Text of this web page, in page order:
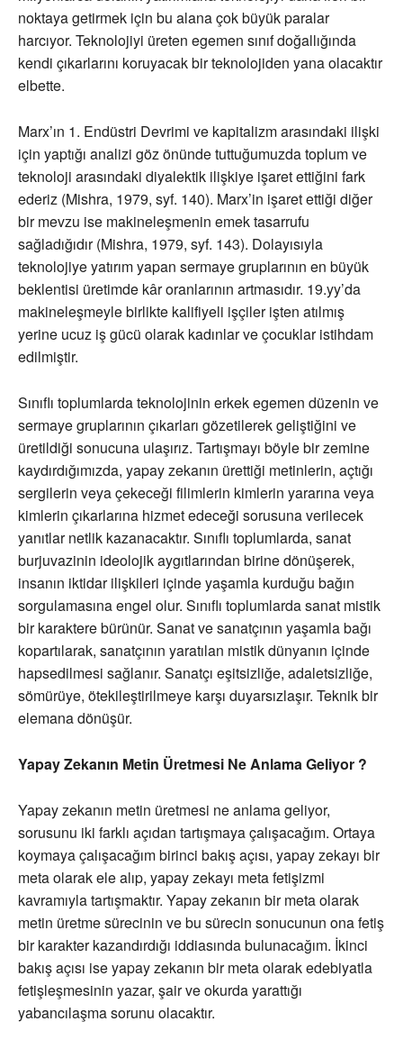
noktaya getirmek için bu alana çok büyük paralar
harcıyor. Teknolojiyi üreten egemen sınıf doğallığında
kendi çıkarlarını koruyacak bir teknolojiden yana olacaktır
elbette.
Marx’ın 1. Endüstri Devrimi ve kapitalizm arasındaki ilişki
için yaptığı analizi göz önünde tuttuğumuzda toplum ve
teknoloji arasındaki diyalektik ilişkiye işaret ettiğini fark
ederiz (Mishra, 1979, syf. 140). Marx’in işaret ettiği diğer
bir mevzu ise makineleşmenin emek tasarrufu
sağladığıdır (Mishra, 1979, syf. 143). Dolayısıyla
teknolojiye yatırım yapan sermaye gruplarının en büyük
beklentisi üretimde kâr oranlarının artmasıdır. 19.yy’da
makineleşmeyle birlikte kalifiyeli işçiler işten atılmış
yerine ucuz iş gücü olarak kadınlar ve çocuklar istihdam
edilmiştir.
Sınıflı toplumlarda teknolojinin erkek egemen düzenin ve
sermaye gruplarının çıkarları gözetilerek geliştiğini ve
üretildiği sonucuna ulaşırız. Tartışmayı böyle bir zemine
kaydırdığımızda, yapay zekanın ürettiği metinlerin, açtığı
sergilerin veya çekeceği filimlerin kimlerin yararına veya
kimlerin çıkarlarına hizmet edeceği sorusuna verilecek
yanıtlar netlik kazanacaktır. Sınıflı toplumlarda, sanat
burjuvazinin ideolojik aygıtlarından birine dönüşerek,
insanın iktidar ilişkileri içinde yaşamla kurduğu bağın
sorgulamasına engel olur. Sınıflı toplumlarda sanat mistik
bir karaktere bürünür. Sanat ve sanatçının yaşamla bağı
kopartılarak, sanatçının yaratılan mistik dünyanın içinde
hapsedilmesi sağlanır. Sanatçı eşitsizliğe, adaletsizliğe,
sömürüye, ötekileştirilmeye karşı duyarsızlaşır. Teknik bir
elemana dönüşür.
Yapay Zekanın Metin Üretmesi Ne Anlama Geliyor ?
Yapay zekanın metin üretmesi ne anlama geliyor,
sorusunu iki farklı açıdan tartışmaya çalışacağım. Ortaya
koymaya çalışacağım birinci bakış açısı, yapay zekayı bir
meta olarak ele alıp, yapay zekayı meta fetişizmi
kavramıyla tartışmaktır. Yapay zekanın bir meta olarak
metin üretme sürecinin ve bu sürecin sonucunun ona fetiş
bir karakter kazandırdığı iddiasında bulunacağım. İkinci
bakış açısı ise yapay zekanın bir meta olarak edebiyatla
fetişleşmesinin yazar, şair ve okurda yarattığı
yabancılaşma sorunu olacaktır.